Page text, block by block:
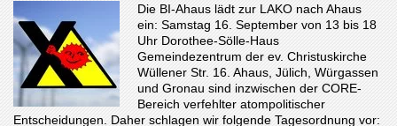
Die BI-Ahaus lädt zur LAKO nach Ahaus
ein: Samstag 16. September von 13 bis 18
Uhr Dorothee-Sölle-Haus
Gemeindezentrum der ev. Christuskirche
Wüllener Str. 16. Ahaus, Jülich, Würgassen
und Gronau sind inzwischen der CORE-
Bereich verfehlter atompolitischer
Entscheidungen. Daher schlagen wir folgende Tagesordnung vor: